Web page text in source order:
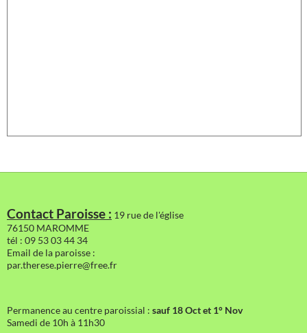
Contact Paroisse : 19 rue de l'église
76150 MAROMME
tél : 09 53 03 44 34
Email de la paroisse :
par.therese.pierre@free.fr
Permanence au centre paroissial : sauf 18 Oct et 1° Nov
Samedi de 10h à 11h30